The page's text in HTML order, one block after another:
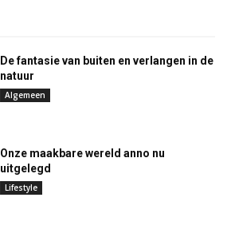
De fantasie van buiten en verlangen in de
natuur
Algemeen
Onze maakbare wereld anno nu
uitgelegd
Lifestyle